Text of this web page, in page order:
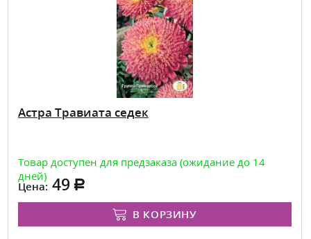
Астра Травиата седек
Товар доступен для предзаказа (ожидание до 14
дней)
Цена: 49
В КОРЗИНУ